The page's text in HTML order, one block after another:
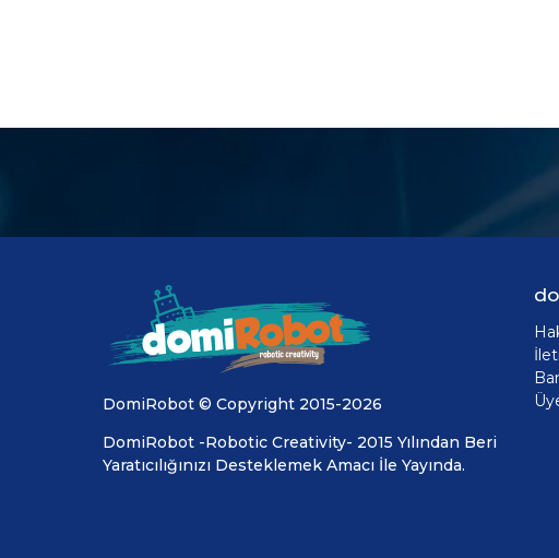
DomiRobot © Copyright 2015-2026
DomiRobot -Robotic Creativity- 2015 Yılından Beri
Yaratıcılığınızı Desteklemek Amacı İle Yayında.